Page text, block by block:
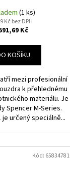
(1 ks)
Kč bez DPH
Kč
KOŠÍKU
mezi profesionální
k přehlednému
materiálu. Je
Spencer M-Series.
je určený speciálně...
Kód: 65834781